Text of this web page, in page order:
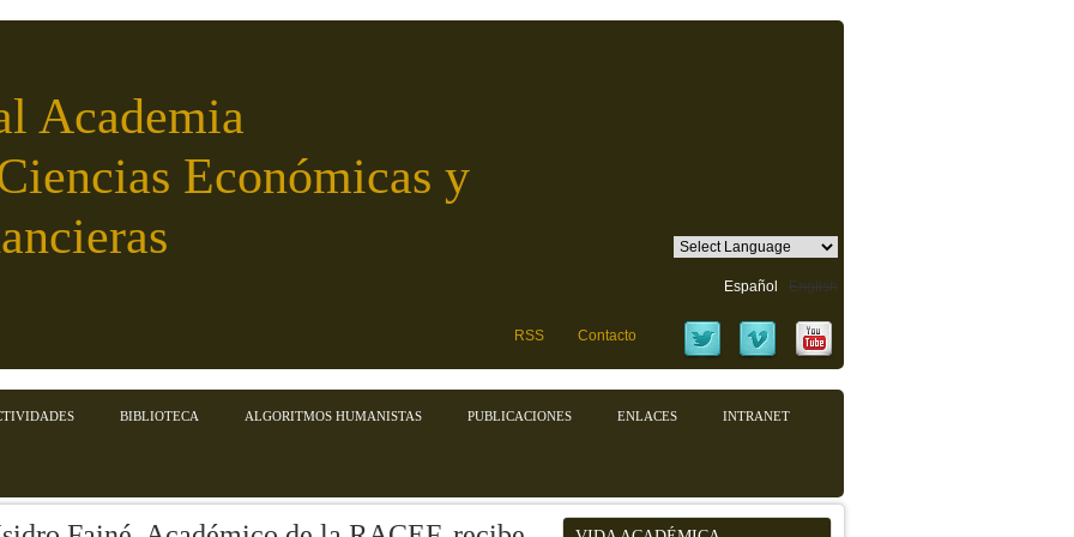
Academia
Económicas y
Español English
RSS Contacto
BIBLIOTECA ALGORITMOS HUMANISTAS PUBLICACIONES ENLACES INTRANET